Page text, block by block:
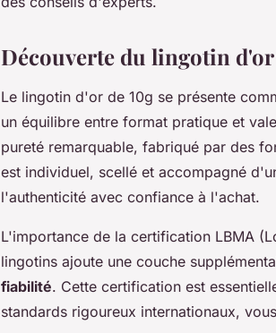
Découverte du lingotin d'or
Le lingotin d'or de 10g se présente
un équilibre entre format pratique et
pureté remarquable, fabriqué par des
est individuel, scellé et accompagné
l'authenticité avec confiance à l'achat.
L'importance de la certification LBMA
lingotins ajoute une couche
fiabilité. Cette certification est
standards rigoureux internationaux,